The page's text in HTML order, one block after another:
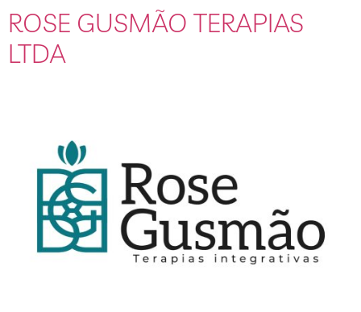
ROSE GUSMÃO TERAPIAS
LTDA